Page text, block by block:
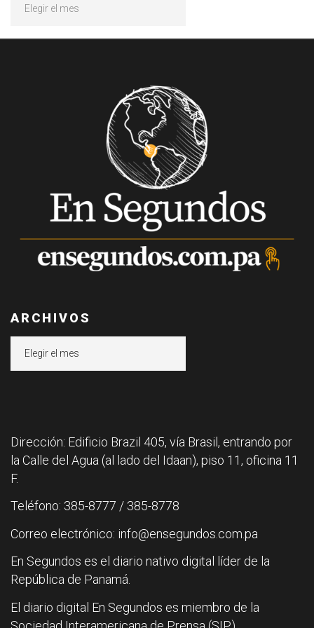
ARCHIVOS
Dirección: Edificio Brazil 405, vía Brasil, entrando por
la Calle del Agua (al lado del Idaan), piso 11, oficina 11
F.
Teléfono: 385-8777 / 385-8778
Correo electrónico: info@ensegundos.com.pa
En Segundos es el diario nativo digital líder de la
República de Panamá.
El diario digital En Segundos es miembro de la